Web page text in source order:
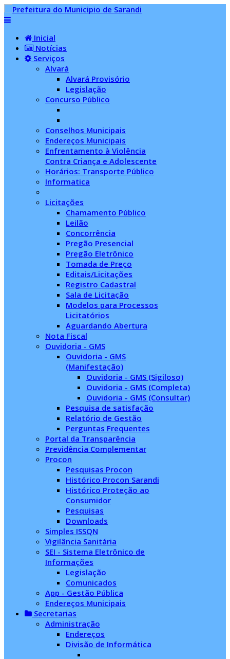
Inicial
Notícias
Serviços
Alvará
Alvará Provisório
Legislação
Concurso Público
Conselhos Municipais
Endereços Municipais
Enfrentamento à Violência
Contra Criança e Adolescente
Horários: Transporte Público
Informatica
Licitações
Chamamento Público
Leilão
Concorrência
Pregão Presencial
Pregão Eletrônico
Tomada de Preço
Editais/Licitações
Registro Cadastral
Sala de Licitação
Modelos para Processos
Licitatórios
Aguardando Abertura
Nota Fiscal
Ouvidoria - GMS
Ouvidoria - GMS
(Manifestação)
Ouvidoria - GMS (Sigiloso)
Ouvidoria - GMS (Completa)
Ouvidoria - GMS (Consultar)
Pesquisa de satisfação
Relatório de Gestão
Perguntas Frequentes
Portal da Transparência
Previdência Complementar
Procon
Pesquisas Procon
Histórico Procon Sarandi
Histórico Proteção ao
Consumidor
Pesquisas
Downloads
Simples ISSQN
Vigilância Sanitária
SEI - Sistema Eletrônico de
Informações
Legislação
Comunicados
App - Gestão Pública
Endereços Municipais
Secretarias
Administração
Endereços
Divisão de Informática